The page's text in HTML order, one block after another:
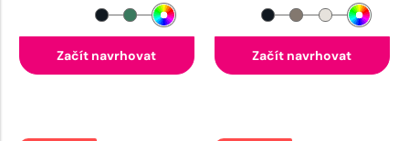
Začít navrhovat Začít navrhovat